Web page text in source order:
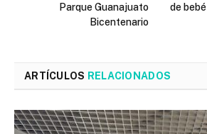
Parque Guanajuato
Bicentenario
de bebé
ARTÍCULOS RELACIONADOS